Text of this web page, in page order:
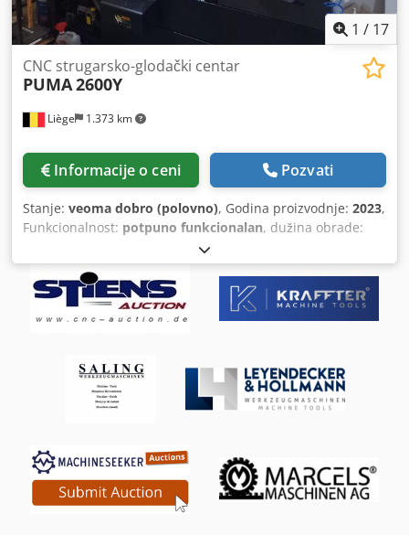
1 / 17
Liège 1.373 km
CNC strugarsko-glodački centar
PUMA2600Y
Informacije o ceni Pozvati
Stanje: veoma dobro (polovno), Godina proizvodnje: 2023,
Funkcionalnost: potpuno funkcionalan, dužina obrade:
376 mm
22 W, brzina vretena (maks.):4.000 o/min, ukupna težina:
6.100 kg, Mašina PUMA 2600Y Datum instalacije: 02/2023
Dodatna oprema: - Pravi držač Capto C3: 2x - Držač Capto
C3 pod uglom 90°: 1x - ER20 stezna glava Capto: 10x - ER32
Stalak za alat Capto: 1x Djdpfx Asywllyjccswa - Indexabilna
burgija: 1x Ø37 + 1x Ø19,5